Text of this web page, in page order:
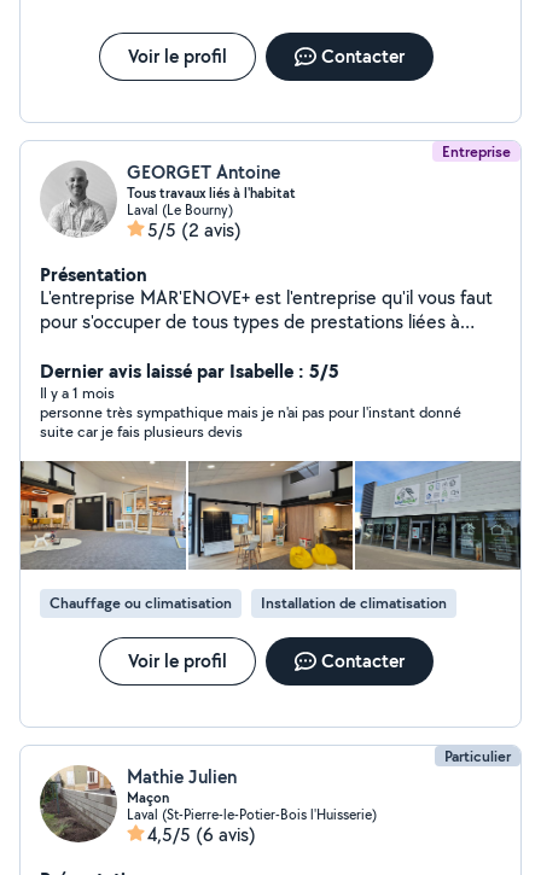
Voir le profil Contacter
Entreprise
GEORGET Antoine
Tous travaux liés à l'habitat
Laval (Le Bourny)
5/5 (2 avis)
Présentation
L'entreprise MAR'ENOVE+ est l'entreprise qu'il vous faut
pour s'occuper de tous types de prestations liées à
énergétique comme le changement de vos menuiseries
(intérieures et extérieures), l'isolation ou le changement
de votre chauffage grâce à l'aérothermie (Pompe à
chaleur), d'agrandissement et d'aménagement de
combles ou même de confort (Climatisation réversible
(chaud et froid), réfection de salle de bain, sols et
murs...), l'entreprise MAR'ENOVE+ peut se charger de
tout ou d'une partie de vos travaux directement via nos
équipes de poseurs certifiés. N'hésitez pas à passer
directement nous voir pour vous faire découvrir notre
showroom et nos partenaires !
Dernier avis laissé par Isabelle : 5/5
Il y a 1 mois
personne très sympathique mais je n'ai pas pour l'instant donné
suite car je fais plusieurs devis
Chauffage ou climatisation Installation de climatisation
Voir le profil Contacter
Particulier
Mathie Julien
Maçon
Laval (St-Pierre-le-Potier-Bois l'Huisserie)
4,5/5 (6 avis)